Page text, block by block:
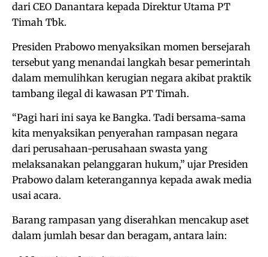
dari CEO Danantara kepada Direktur Utama PT
Timah Tbk.
Presiden Prabowo menyaksikan momen bersejarah
tersebut yang menandai langkah besar pemerintah
dalam memulihkan kerugian negara akibat praktik
tambang ilegal di kawasan PT Timah.
“Pagi hari ini saya ke Bangka. Tadi bersama-sama
kita menyaksikan penyerahan rampasan negara
dari perusahaan-perusahaan swasta yang
melaksanakan pelanggaran hukum,” ujar Presiden
Prabowo dalam keterangannya kepada awak media
usai acara.
Barang rampasan yang diserahkan mencakup aset
dalam jumlah besar dan beragam, antara lain: